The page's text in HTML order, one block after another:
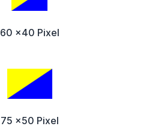
60 x40 Pixel
75 x50 Pixel